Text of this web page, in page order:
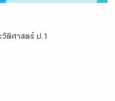
ติศาสตร์ ป.1